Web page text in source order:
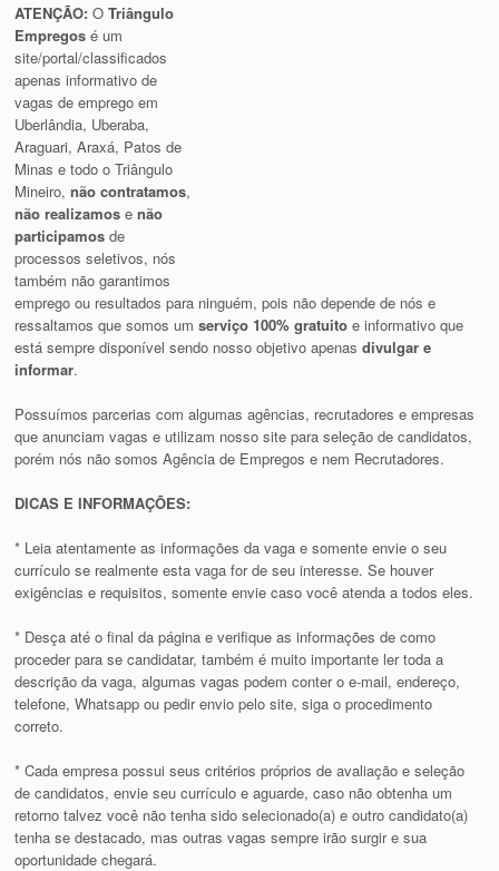
ATENÇÃO: OTriângulo
Empregos é um
site/portal/classificados
apenas informativo de
vagas de emprego em
Uberlândia, Uberaba,
Araguari, Araxá, Patos de
Minas e todo o Triângulo
Mineiro,não contratamos,
não realizamos enão
participamos de
processos seletivos, nós
também não garantimos
emprego ou resultados para ninguém, pois não depende de nós e
ressaltamos que somos umserviço 100% gratuito e informativo que
está sempre disponível sendo nosso objetivo apenasdivulgar e
informar.
Possuímos parcerias com algumas agências, recrutadores e empresas
que anunciam vagas e utilizam nosso site para seleção de candidatos,
porém nós não somos Agência de Empregos e nem Recrutadores.
DICAS E INFORMAÇÕES:
* Leia atentamente as informações da vaga e somente envie o seu
currículo se realmente esta vaga for de seu interesse. Se houver
exigências e requisitos, somente envie caso você atenda a todos eles.
* Desça até o final da página e verifique as informações de como
proceder para se candidatar, também é muito importante ler toda a
descrição da vaga, algumas vagas podem conter o e-mail, endereço,
telefone, Whatsapp ou pedir envio pelo site, siga o procedimento
correto.
* Cada empresa possui seus critérios próprios de avaliação e seleção
de candidatos, envie seu currículo e aguarde, caso não obtenha um
retorno talvez você não tenha sido selecionado(a) e outro candidato(a)
tenha se destacado, mas outras vagas sempre irão surgir e sua
oportunidade chegará.